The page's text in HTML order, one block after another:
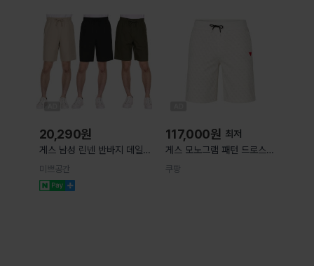
20,290원
게스 남성 린넨 반바지 데일리
팬츠 남자 허리밴딩 여름
미쁘공간
117,000원 최저
게스 모노그램 패턴 드로스트
링 쇼츠 베이지계열 M(KR
쿠팡